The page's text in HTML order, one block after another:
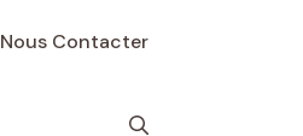
Nous Contacter